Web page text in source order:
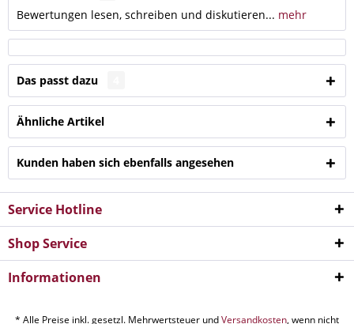
Bewertungen lesen, schreiben und diskutieren... mehr
Das passt dazu
Ähnliche Artikel
Kunden haben sich ebenfalls angesehen
Service Hotline
Shop Service
Informationen
* Alle Preise inkl. gesetzl. Mehrwertsteuer undVersandkosten, wenn nicht